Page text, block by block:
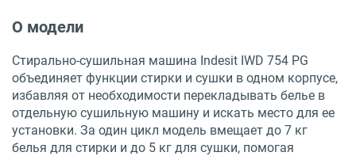
О модели
Стирально-сушильная машина Indesit IWD 754 PG
объединяет функции стирки и сушки в одном корпусе,
избавляя от необходимости перекладывать белье в
отдельную сушильную машину и искать место для ее
установки. За один цикл модель вмещает до 7 кг
белья для стирки и до 5 кг для сушки, помогая